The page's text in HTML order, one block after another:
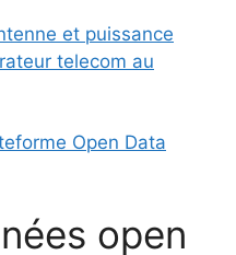
et puissance
telecom au
Open Data
open